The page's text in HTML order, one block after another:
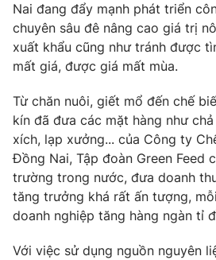
® Cấm sao chép dưới mọi hình thức
thuận bằng văn bản. Ghi rõ nguồn
thông tin từ website này.
Nai đang đẩy mạnh phát triển
chuyên sâu đê nâng cao giá trị
xuất khẩu cũng như tránh được
mất giá, được giá mất mùa.
Từ chăn nuôi, giết mổ đến chế
kín đã đưa các mặt hàng như
xích, lạp xưởng... của Công ty
Đồng Nai, Tập đoàn Green Feed
trường trong nước, đưa doanh
tăng trưởng khá rất ấn tượng,
doanh nghiệp tăng hàng ngàn tỉ
Với việc sử dụng nguồn nguyên